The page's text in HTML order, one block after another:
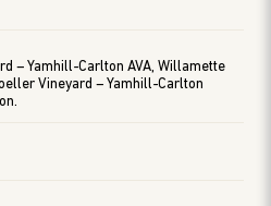
– Yamhill-Carlton AVA, Willamette
Vineyard – Yamhill-Carlton